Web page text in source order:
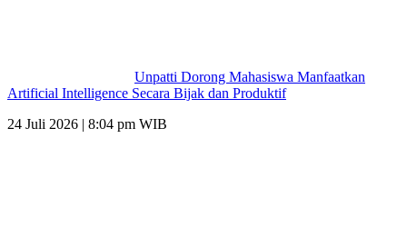
Unpatti Dorong Mahasiswa Manfaatkan
Artificial Intelligence Secara Bijak dan Produktif
24 Juli 2026 | 8:04 pm WIB